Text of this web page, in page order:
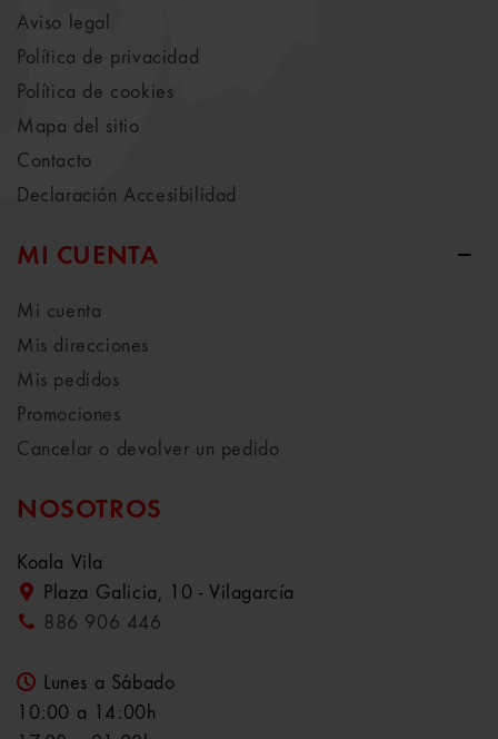
Aviso legal
Política de privacidad
Política de cookies
Mapa del sitio
Contacto
Declaración Accesibilidad
MI CUENTA
Mi cuenta
Mis direcciones
Mis pedidos
Promociones
Cancelar o devolver un pedido
NOSOTROS
Koala Vila
Plaza Galicia, 10 - Vilagarcía
886 906 446
Lunes a Sábado
10:00 a 14:00h